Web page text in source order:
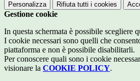
Personalizza Rifiuta tutti i cookies
Gestione cookie
In questa schermata è possibile scegliere
I cookie necessari sono quelli che
piattaforma e non è possibile disabilitarli.
Per conoscere quali sono i cookie
visionare la COOKIE POLICY.